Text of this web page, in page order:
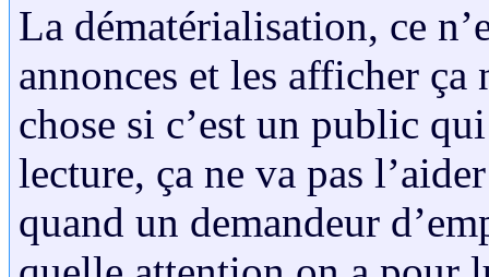
La dématérialisation, ce
annonces et les afficher ça
chose si c’est un public
lecture, ça ne va pas
quand un demandeur